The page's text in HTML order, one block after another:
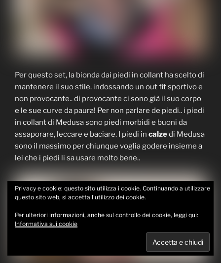
Per questo set, la bionda dai piedi in collant ha scelto di
mantenere il suo stile. indossando un out fit sportivo e
non provocante.. di provocante ci sono già il suo corpo
e le sue curve da paura! Per non parlare de piedi.. i piedi
in collant di Medusa sono piedi morbidi e buoni da
assaporare, leccare e baciare. I piedi in calzedi Medusa
sono il massimo per chiunque voglia godere insieme a
lei che i piedi li sa usare molto bene..
Privacy e cookie: questo sito utilizza i cookie. Continuando a utilizzare
questo sito web, si accetta l'utilizzo dei cookie.
Per ulteriori informazioni, anche sul controllo dei cookie, leggi qui:
Informativa sui cookie